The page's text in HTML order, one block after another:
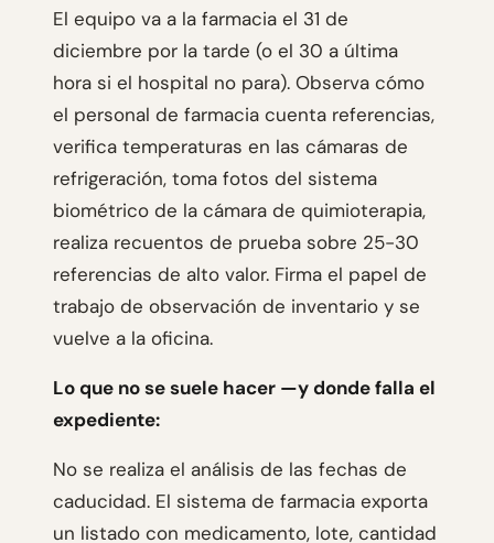
El equipo va a la farmacia el 31 de
diciembre por la tarde (o el 30 a última
hora si el hospital no para). Observa cómo
el personal de farmacia cuenta referencias,
verifica temperaturas en las cámaras de
refrigeración, toma fotos del sistema
biométrico de la cámara de quimioterapia,
realiza recuentos de prueba sobre 25-30
referencias de alto valor. Firma el papel de
trabajo de observación de inventario y se
vuelve a la oficina.
Lo que no se suele hacer —y donde falla el
expediente:
No se realiza el análisis de las fechas de
caducidad. El sistema de farmacia exporta
un listado con medicamento, lote, cantidad